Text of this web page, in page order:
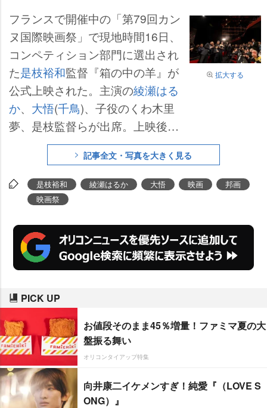
拡大する
フランスで開催中の「第79回カン
ヌ国際映画祭」で現地時間16日、
コンペティション部門に選出され
た是枝裕和監督『箱の中の羊』が
公式上映された。主演の綾瀬はる
か、 大悟(千鳥)、子役のくわ木里
夢、是枝監督らが出席。上映後、
9分間にわたるスタンディングオ
ベーションが巻き起こると、感極
まった表情で観客の称賛を受け止
めていた。
記事全文・写真を大きく見る
是枝裕和 綾瀬はるか 大悟 映画
邦画
映画祭
PICK UP
お値段そのまま45％増量！ファミマ夏の大
盤振る舞い
オリコンタイアップ特集
向井康二イケメンすぎ！純愛『（LOVE S
ONG）』